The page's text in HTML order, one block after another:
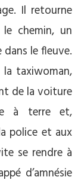
Il retourne
chemin, un
le fleuve.
la taxiwoman,
de la voiture
à terre et,
police et aux
se rendre à
d’amnésie